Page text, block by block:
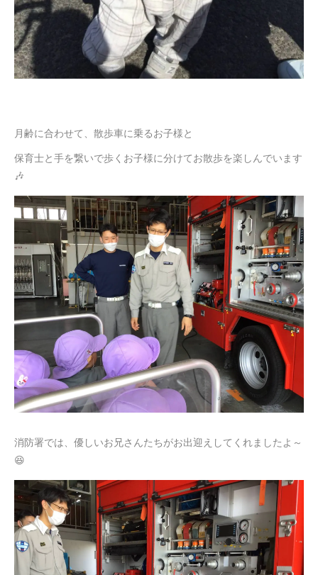
月齢に合わせて、散歩車に乗るお子様と
保育士と手を繋いで歩くお子様に分けてお散歩を楽しんでいます
🎶
消防署では、優しいお兄さんたちがお出迎えしてくれましたよ～
😆